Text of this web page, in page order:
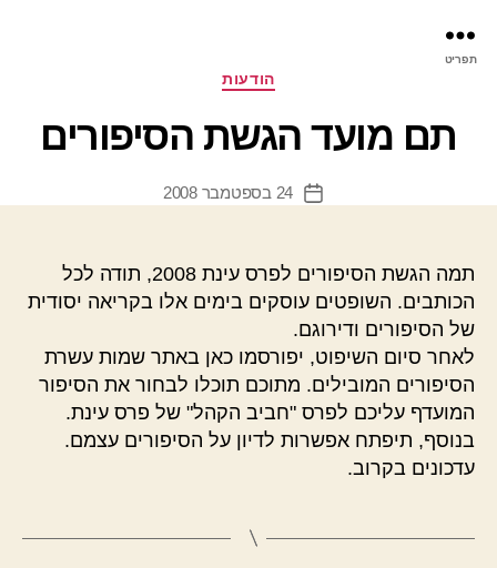
תפריט
קטגוריותהודעות
תם מועד הגשת הסיפורים
תאריך
24 בספטמבר 2008
תמה הגשת הסיפורים לפרס עינת 2008, תודה לכל
הכותבים. השופטים עוסקים בימים אלו בקריאה יסודית
של הסיפורים ודירוגם.
לאחר סיום השיפוט, יפורסמו כאן באתר שמות עשרת
הסיפורים המובילים. מתוכם תוכלו לבחור את הסיפור
המועדף עליכם לפרס "חביב הקהל" של פרס עינת.
בנוסף, תיפתח אפשרות לדיון על הסיפורים עצמם.
עדכונים בקרוב.